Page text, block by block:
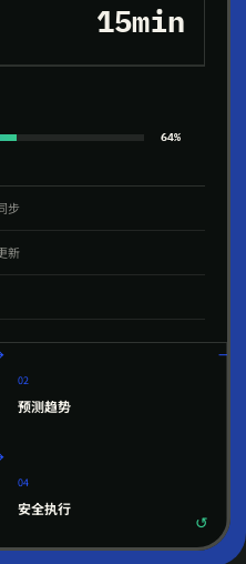
15min
64%
步
新
02
预测趋势
04
安全执行